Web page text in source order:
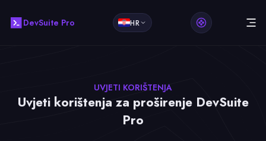
DevSuite Pro HR
UVJETI KORIŠTENJA
Uvjeti korištenja za proširenje DevSuite
Pro